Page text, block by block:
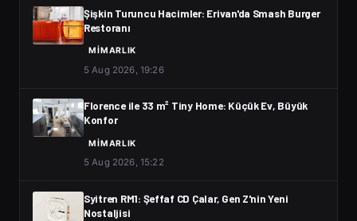
Şişkin Turuncu Hacimler: Erivan'da Smash Burger
Restoranı
MIMARLIK
5 Aug 2026, 19:26
Florence ile 33 m² Tiny Home: Küçük Ev, Büyük
Konfor
MIMARLIK
5 Aug 2026, 15:22
Syitren RM1: Şeffaf CD Çalar, Gen Z'nin Yeni
Nostaljisi